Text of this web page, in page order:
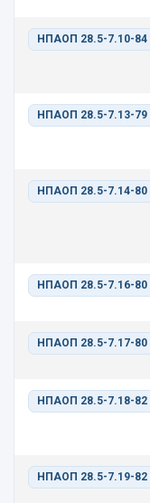
НПАОП 28.5-7.10-84
НПАОП 28.5-7.13-79
НПАОП 28.5-7.14-80
НПАОП 28.5-7.16-80
НПАОП 28.5-7.17-80
НПАОП 28.5-7.18-82
НПАОП 28.5-7.19-82